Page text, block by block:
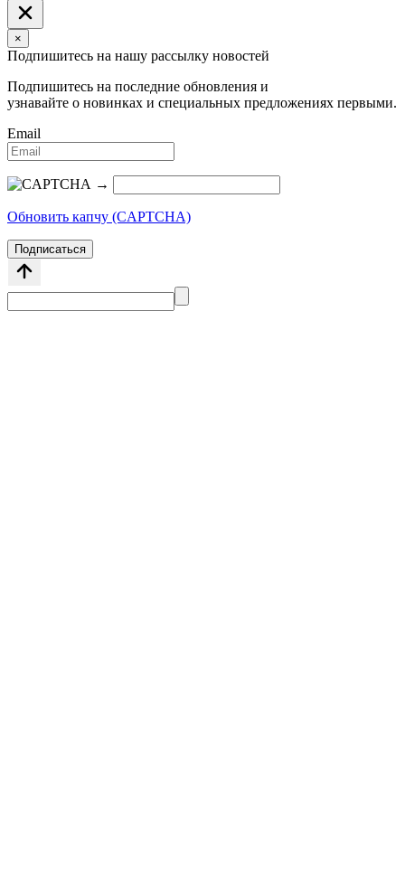
×
Подпишитесь на нашу рассылку новостей
Подпишитесь на последние обновления и
узнавайте о новинках и специальных предложениях первыми.
Email
→
Обновить капчу (CAPTCHA)
Подписаться